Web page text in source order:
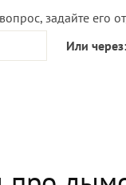
задайте его
Или через: